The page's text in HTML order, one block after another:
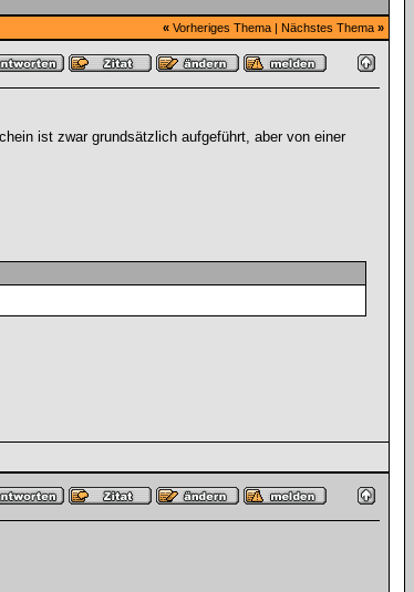
« Vorheriges Thema| Nächstes Thema »
ist zwar grundsätzlich aufgeführt, aber von einer